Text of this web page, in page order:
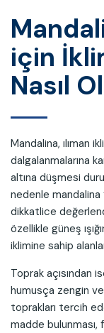
için
Nasıl
Mandalina, ılıman
dalgalanmalarına
altına düşmesi
nedenle
dikkatlice
özellikle güneş
iklimine sahip
Toprak açısından
humusça zengin
toprakları tercih
madde bulunması,